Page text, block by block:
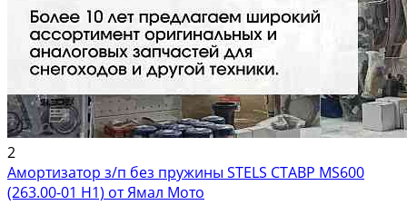
2
Амортизатор з/п без пружины STELS СТАВР MS600
(263.00-01 H1) от Ямал Мото